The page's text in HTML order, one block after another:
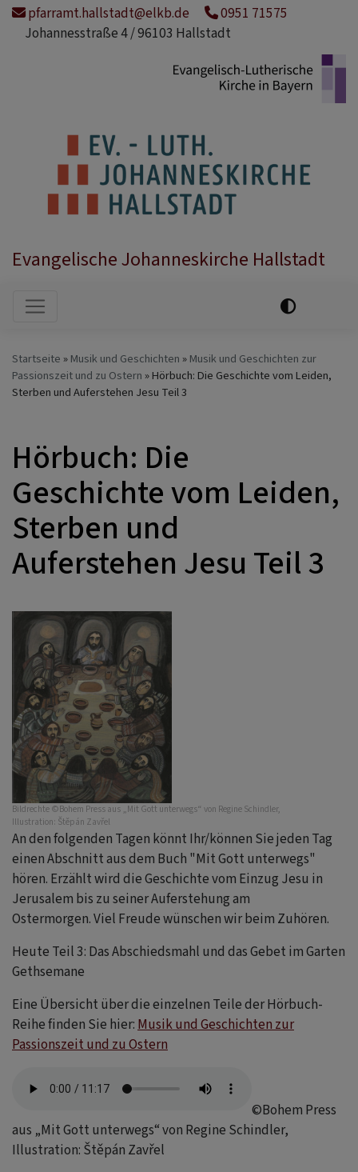
Direktpfarramt.hallstadt@elkb.de
0951 71575
Johannesstraße 4 / 96103 Hallstadt
Evangelische Johanneskirche Hallstadt
Hauptnavigation
Startseite Musik und Geschichten
Musik und Geschichten zur
Passionszeit und zu Ostern
Hörbuch: Die Geschichte vom Leiden,
Sterben und Auferstehen Jesu Teil 3
Hörbuch: Die
Geschichte vom Leiden,
Sterben und
Auferstehen Jesu Teil 3
Bildrechte ©Bohem Press aus „Mit Gott unterwegs“ von Regine Schindler,
Illustration: Štěpán Zavřel
An den folgenden Tagen könnt Ihr/können Sie jeden Tag
einen Abschnitt aus dem Buch "Mit Gott unterwegs"
hören. Erzählt wird die Geschichte vom Einzug Jesu in
Jerusalem bis zu seiner Auferstehung am
Ostermorgen. Viel Freude wünschen wir beim Zuhören.
Heute Teil 3: Das Abschiedsmahl und das Gebet im Garten
Gethsemane
Eine Übersicht über die einzelnen Teile der Hörbuch-
Reihe finden Sie hier: Musik und Geschichten zur
Passionszeit und zu Ostern
©Bohem Press
aus „Mit Gott unterwegs“ von Regine Schindler,
Illustration: Štěpán Zavřel